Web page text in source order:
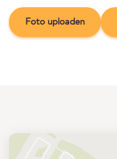
Foto uploaden